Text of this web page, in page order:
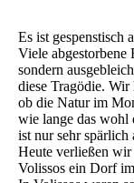
Es ist gespenstisch
Viele abgestorbene
sondern
diese Tragödie. Wir
ob die Natur im
wie lange das wohl
ist nur sehr spärlich
Heute verließen wir
Volissos ein Dorf